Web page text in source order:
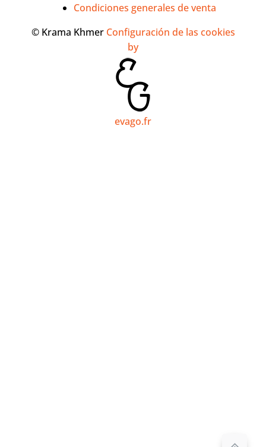
Condiciones generales de venta
© Krama Khmer Configuración de las cookies
by
evago.fr